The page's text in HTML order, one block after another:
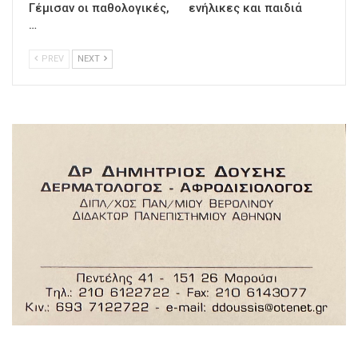
Γέμισαν οι παθολογικές,
…
ενήλικες και παιδιά
PREV NEXT